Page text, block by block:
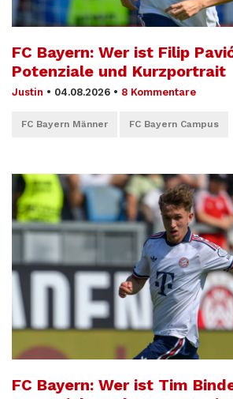
FC Bayern: Wer ist Filip
Potenziale und Kurzportrait
Justin • 04.08.2026 • 8 Kommentare
FC Bayern Männer FC Bayern Campus
FC Bayern: Wer ist Tim